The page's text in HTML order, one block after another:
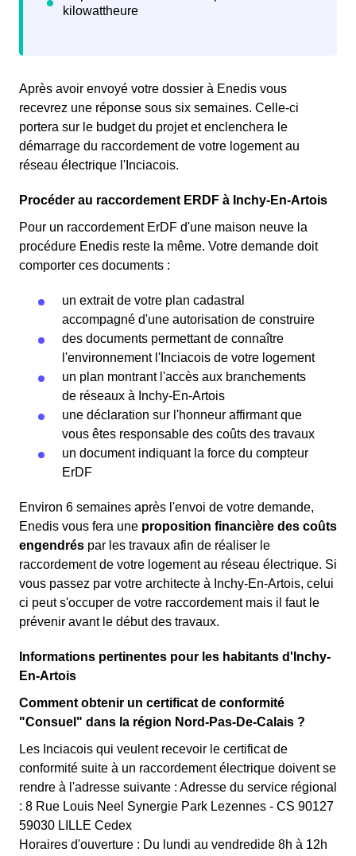
Après avoir envoyé votre dossier à Enedis vous
recevrez une réponse sous six semaines. Celle-ci
portera sur le budget du projet et enclenchera le
démarrage du raccordement de votre logement au
réseau électrique l'Inciacois.
Procéder au raccordement ERDF à Inchy-En-Artois
Pour un raccordement ErDF d'une maison neuve la
procédure Enedis reste la même. Votre demande doit
comporter ces documents :
un extrait de votre plan cadastral
accompagné d'une autorisation de construire
des documents permettant de connaître
l'environnement l'Inciacois de votre logement
un plan montrant l'accès aux branchements
de réseaux à Inchy-En-Artois
une déclaration sur l'honneur affirmant que
vous êtes responsable des coûts des travaux
un document indiquant la force du compteur
ErDF
Environ 6 semaines après l'envoi de votre demande,
Enedis vous fera une proposition financière des coûts
engendrés par les travaux afin de réaliser le
raccordement de votre logement au réseau électrique. Si
vous passez par votre architecte à Inchy-En-Artois, celui
ci peut s'occuper de votre raccordement mais il faut le
prévenir avant le début des travaux.
Informations pertinentes pour les habitants d'Inchy-
En-Artois
Comment obtenir un certificat de conformité
"Consuel" dans la région Nord-Pas-De-Calais ?
Les Inciacois qui veulent recevoir le certificat de
conformité suite à un raccordement électrique doivent se
rendre à l'adresse suivante : Adresse du service régional
: 8 Rue Louis Neel Synergie Park Lezennes - CS 90127
59030 LILLE Cedex
Horaires d'ouverture : Du lundi au vendredide 8h à 12h